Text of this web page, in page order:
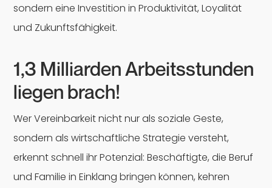
sondern eine Investition in Produktivität, Loyalität
und Zukunftsfähigkeit.
1,3 Milliarden Arbeitsstunden
liegen brach!
Wer Vereinbarkeit nicht nur als soziale Geste,
sondern als wirtschaftliche Strategie versteht,
erkennt schnell ihr Potenzial: Beschäftigte, die Beruf
und Familie in Einklang bringen können, kehren